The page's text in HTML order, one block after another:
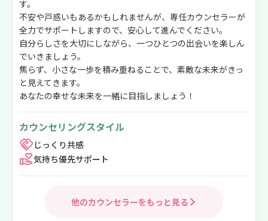
す。
不安や戸惑いもあるかもしれませんが、専任カウンセラーが
全力でサポートしますので、安心して進んでください。
自分らしさを大切にしながら、一つひとつの出会いを楽しん
でいきましょう。
焦らず、小さな一歩を積み重ねることで、素敵な未来がきっ
と見えてきます。
あなたの幸せな未来を一緒に目指しましょう！
カウンセリングスタイル
じっくり共感
気持ち優先サポート
他のカウンセラーをもっと見る